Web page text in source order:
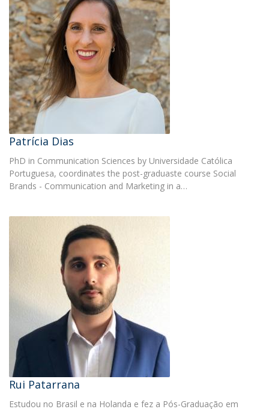
Patrícia Dias
PhD in Communication Sciences by Universidade Católica
Portuguesa, coordinates the post-graduaste course Social
Brands - Communication and Marketing in a…
Rui Patarrana
Estudou no Brasil e na Holanda e fez a Pós-Graduação em